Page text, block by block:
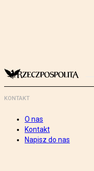
KONTAKT
O nas
Kontakt
Napisz do nas